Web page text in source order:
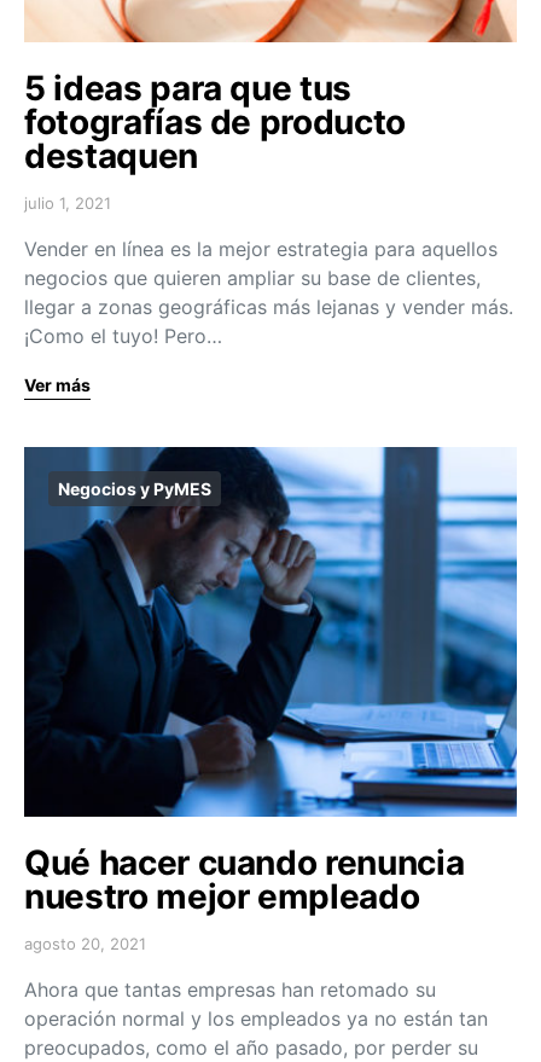
5 ideas para que tus
fotografías de producto
destaquen
julio 1, 2021
Vender en línea es la mejor estrategia para aquellos
negocios que quieren ampliar su base de clientes,
llegar a zonas geográficas más lejanas y vender más.
¡Como el tuyo! Pero…
Ver más
Negocios y PyMES
Qué hacer cuando renuncia
nuestro mejor empleado
agosto 20, 2021
Ahora que tantas empresas han retomado su
operación normal y los empleados ya no están tan
preocupados, como el año pasado, por perder su